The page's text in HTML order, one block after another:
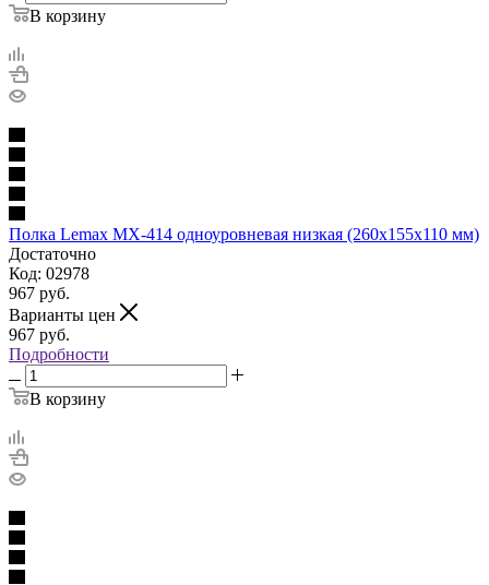
В корзину
Полка Lemax MX-414 одноуровневая низкая (260х155х110 мм)
Достаточно
Код: 02978
967 руб.
Варианты цен
967 руб.
Подробности
В корзину